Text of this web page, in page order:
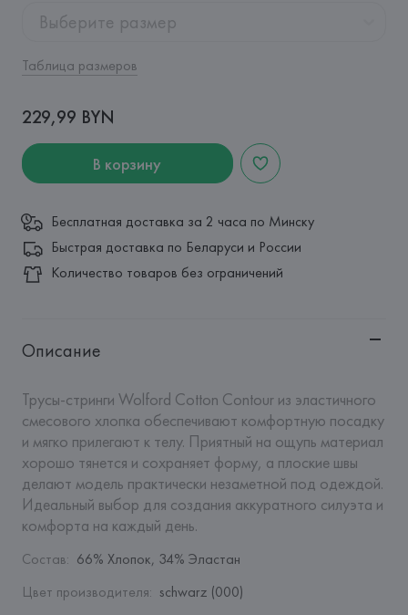
Выберите размер
Таблица размеров
229,99 BYN
В корзину
Бесплатная доставка за 2 часа по Минску
Быстрая доставка по Беларуси и России
Количество товаров без ограничений
Описание
Трусы-стринги Wolford Cotton Contour из эластичного
смесового хлопка обеспечивают комфортную посадку
и мягко прилегают к телу. Приятный на ощупь материал
хорошо тянется и сохраняет форму, а плоские швы
делают модель практически незаметной под одеждой.
Идеальный выбор для создания аккуратного силуэта и
комфорта на каждый день.
Состав: 66% Хлопок, 34% Эластан
Цвет производителя: schwarz (000)